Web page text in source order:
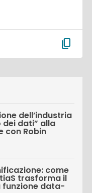
content_copy
dell’industria
dei dati” alla
con Robin
come
trasforma il
funzione data-